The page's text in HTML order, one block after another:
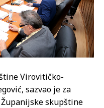
Virovitičko-
sazvao je za
skupštine